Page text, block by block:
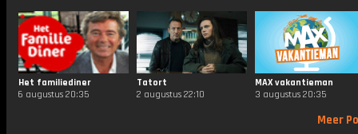
Het familiediner
6 augustus 20:35
Tatort
2 augustus 22:10
MAX vakantieman
3 augustus 20:35
Meer